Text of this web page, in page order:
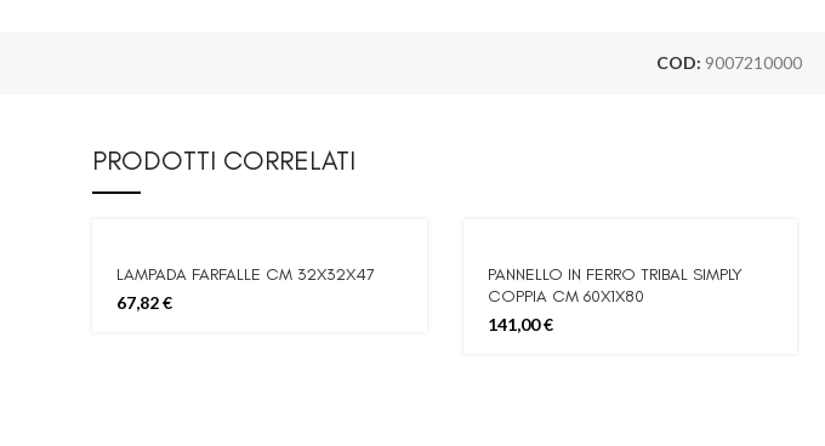
COD: 9007210000
PRODOTTI CORRELATI
LAMPADA FARFALLE CM 32X32X47
67,82€
PANNELLO IN FERRO TRIBAL SIMPLY
COPPIA CM 60X1X80
141,00€